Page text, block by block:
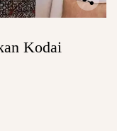
Kodai